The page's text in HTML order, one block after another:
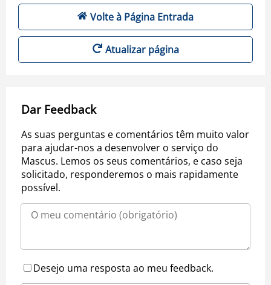
Volte à Página Entrada
Atualizar página
Dar Feedback
As suas perguntas e comentários têm muito valor
para ajudar-nos a desenvolver o serviço do
Mascus. Lemos os seus comentários, e caso seja
solicitado, responderemos o mais rapidamente
possível.
Desejo uma resposta ao meu feedback.